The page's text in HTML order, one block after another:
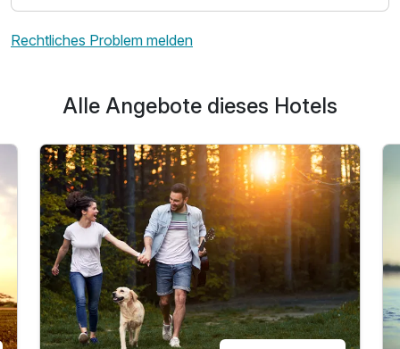
Rechtliches Problem melden
Alle Angebote dieses Hotels